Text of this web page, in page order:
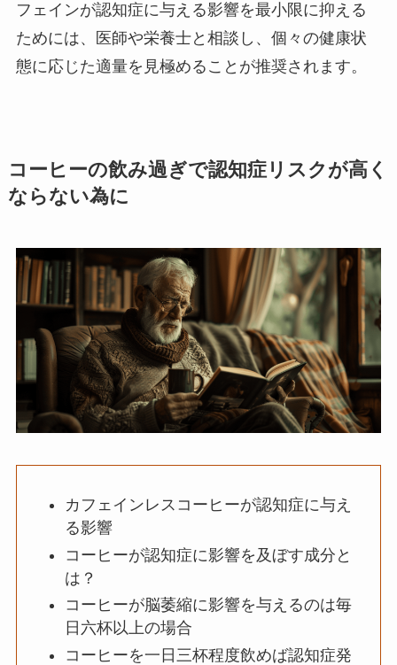
フェインが認知症に与える影響を最小限に抑える
ためには、医師や栄養士と相談し、個々の健康状
態に応じた適量を見極めることが推奨されます。
コーヒーの飲み過ぎで認知症リスクが高く
ならない為に
カフェインレスコーヒーが認知症に与え
る影響
コーヒーが認知症に影響を及ぼす成分と
は？
コーヒーが脳萎縮に影響を与えるのは毎
日六杯以上の場合
コーヒーを一日三杯程度飲めば認知症発